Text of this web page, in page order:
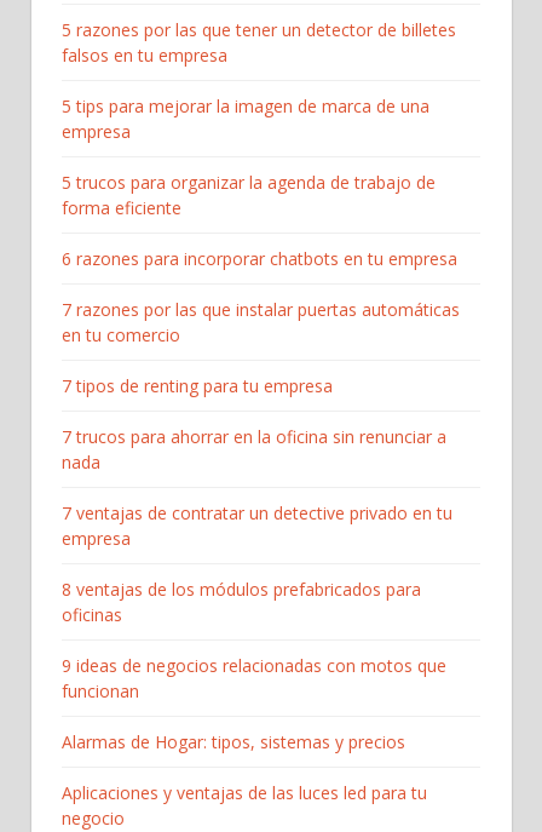
5 razones por las que tener un detector de billetes
falsos en tu empresa
5 tips para mejorar la imagen de marca de una
empresa
5 trucos para organizar la agenda de trabajo de
forma eficiente
6 razones para incorporar chatbots en tu empresa
7 razones por las que instalar puertas automáticas
en tu comercio
7 tipos de renting para tu empresa
7 trucos para ahorrar en la oficina sin renunciar a
nada
7 ventajas de contratar un detective privado en tu
empresa
8 ventajas de los módulos prefabricados para
oficinas
9 ideas de negocios relacionadas con motos que
funcionan
Alarmas de Hogar: tipos, sistemas y precios
Aplicaciones y ventajas de las luces led para tu
negocio